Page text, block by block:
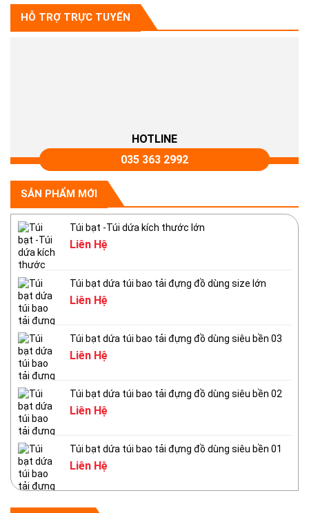
HỖ TRỢ TRỰC TUYẾN
HOTLINE
035 363 2992
SẢN PHẨM MỚI
Túi bạt -Túi dứa kích thước lớn
Liên Hệ
Túi bạt dứa túi bao tải đựng đồ dùng size lớn
Liên Hệ
Túi bạt dứa túi bao tải đựng đồ dùng siêu bền 03
Liên Hệ
Túi bạt dứa túi bao tải đựng đồ dùng siêu bền 02
Liên Hệ
Túi bạt dứa túi bao tải đựng đồ dùng siêu bền 01
Liên Hệ